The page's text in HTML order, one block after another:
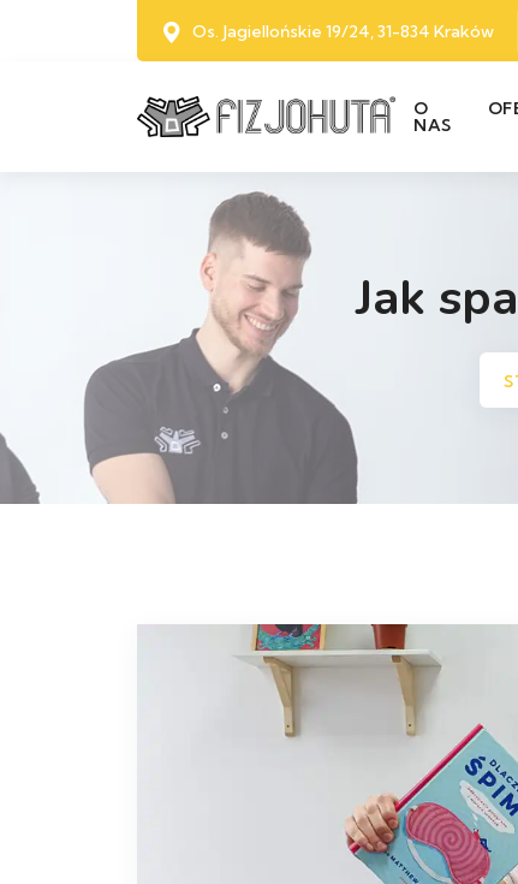
Os. Jagiellońskie 19/24, 31-834 Kraków
O
NAS
Jak